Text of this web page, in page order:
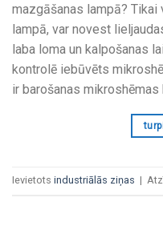
mazgāšanas lampā?
lampā, var novest
laba loma un kalpošanas
kontrolē iebūvēts
ir barošanas mikroshēmas
Ievietots industriālās ziņas |